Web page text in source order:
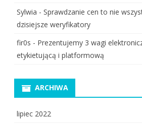
Sylwia - Sprawdzanie cen to nie
dzisiejsze weryfikatory
fir0s - Prezentujemy 3 wagi
etykietującą i platformową
ARCHIWA
lipiec 2022